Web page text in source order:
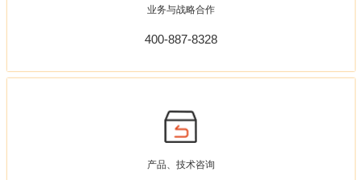
业务与战略合作
400-887-8328
产品、技术咨询